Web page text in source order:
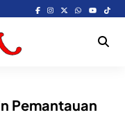
Pemantauan